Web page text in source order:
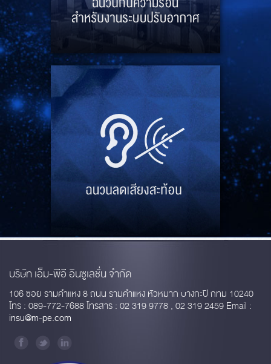
บริษัท เอ็ม-พีอี อินซูเลชั่น จำกัด
106 ซอย รามคำแหง 8 ถนน รามคำแหง หัวหมาก บางกะปิ กทม 10240
โทร : 089-772-7688 โทรสาร : 02 319 9778 , 02 319 2459 Email :
insu@m-pe.com